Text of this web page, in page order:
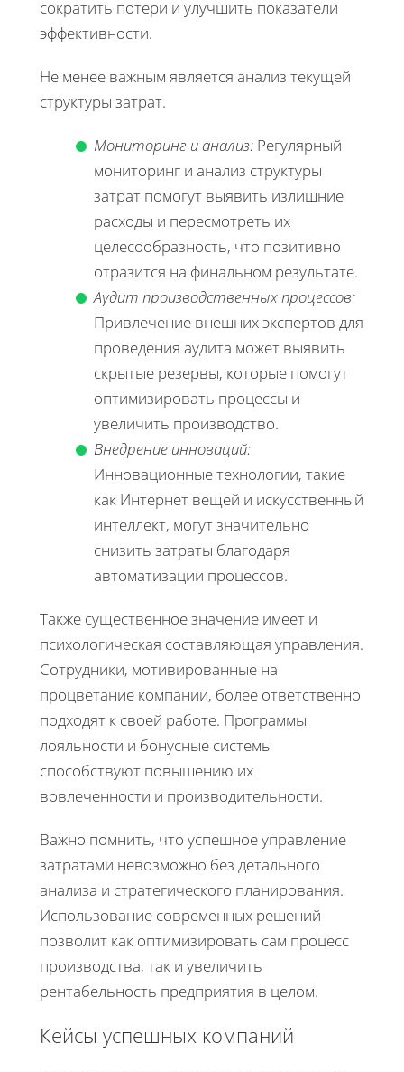
сократить потери и улучшить показатели
эффективности.
Не менее важным является анализ текущей
структуры затрат.
Мониторинг и анализ: Регулярный
мониторинг и анализ структуры
затрат помогут выявить излишние
расходы и пересмотреть их
целесообразность, что позитивно
отразится на финальном результате.
Аудит производственных процессов:
Привлечение внешних экспертов для
проведения аудита может выявить
скрытые резервы, которые помогут
оптимизировать процессы и
увеличить производство.
Внедрение инноваций:
Инновационные технологии, такие
как Интернет вещей и искусственный
интеллект, могут значительно
снизить затраты благодаря
автоматизации процессов.
Также существенное значение имеет и
психологическая составляющая управления.
Сотрудники, мотивированные на
процветание компании, более ответственно
подходят к своей работе. Программы
лояльности и бонусные системы
способствуют повышению их
вовлеченности и производительности.
Важно помнить, что успешное управление
затратами невозможно без детального
анализа и стратегического планирования.
Использование современных решений
позволит как оптимизировать сам процесс
производства, так и увеличить
рентабельность предприятия в целом.
Кейсы успешных компаний